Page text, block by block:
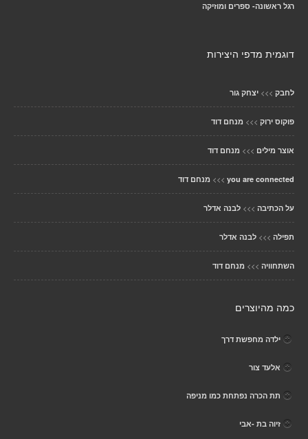
רגל ראשונה- ספרים ומוזיקה
דוגמית מדפי היצירות
לחבק >>> יצחק גור
פוקוס ירוק >>> מנחם דוד
אוצר מילים >>> מנחם דוד
you are connected
>>> מנחם דוד
על הכתיבה >>> לבנה אדלר
תפילה >>> לבנה אדלר
השתחוויה >>> מנחם דוד
כמה מהיוצרים
ילדה מחפשת דרך
אלעד צור
תת הכרה נפתחת כמו מניפה
זיוה בת -אבי